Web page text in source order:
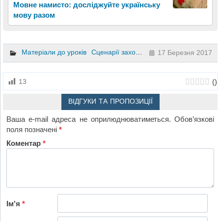
Мовне намисто: досліджуйте українську
мову разом
Матеріали до уроків Сценарії заходів та свят Українська
17 Березня 2017
13 ()
ВІДГУКИ ТА ПРОПОЗИЦІЇ
Ваша e-mail адреса не оприлюднюватиметься. Обов’язкові
поля позначені*
Коментар*
Ім'я*